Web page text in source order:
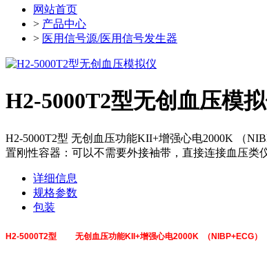
网站首页
> 产品中心
> 医用信号源/医用信号发生器
H2-5000T2型无创血压模
H2-5000T2型 无创血压功能KII+增强心电2000K （
置刚性容器：可以不需要外接袖带，直接连接血压类
详细信息
规格参数
包装
H2-5000T2型 无创血压功能KII+增强心电2000K （NIBP+ECG）